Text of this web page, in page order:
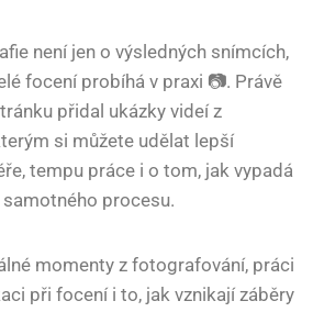
není jen o výsledných snímcích,
focení probíhá v praxi 📷. Právě
přidal ukázky videí z
si můžete udělat lepší
tempu práce i o tom, jak vypadá
procesu.
momenty z fotografování, práci
při focení i to, jak vznikají záběry